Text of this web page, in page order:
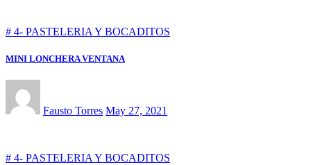
# 4- PASTELERIA Y BOCADITOS
MINI LONCHERA VENTANA
Fausto Torres May 27, 2021
# 4- PASTELERIA Y BOCADITOS